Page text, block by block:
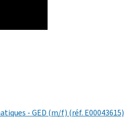
- GED (m/f) (réf. E00043615)